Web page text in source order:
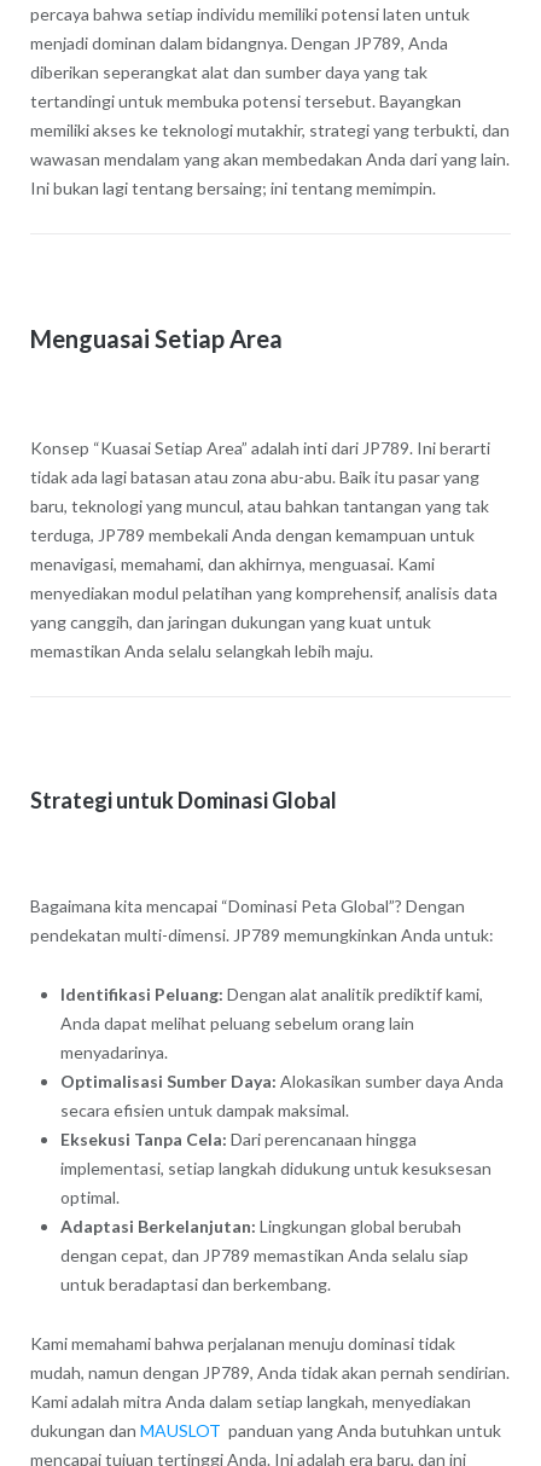
percaya bahwa setiap individu memiliki potensi laten untuk
menjadi dominan dalam bidangnya. Dengan JP789, Anda
diberikan seperangkat alat dan sumber daya yang tak
tertandingi untuk membuka potensi tersebut. Bayangkan
memiliki akses ke teknologi mutakhir, strategi yang terbukti, dan
wawasan mendalam yang akan membedakan Anda dari yang lain.
Ini bukan lagi tentang bersaing; ini tentang memimpin.
Menguasai Setiap Area
Konsep “Kuasai Setiap Area” adalah inti dari JP789. Ini berarti
tidak ada lagi batasan atau zona abu-abu. Baik itu pasar yang
baru, teknologi yang muncul, atau bahkan tantangan yang tak
terduga, JP789 membekali Anda dengan kemampuan untuk
menavigasi, memahami, dan akhirnya, menguasai. Kami
menyediakan modul pelatihan yang komprehensif, analisis data
yang canggih, dan jaringan dukungan yang kuat untuk
memastikan Anda selalu selangkah lebih maju.
Strategi untuk Dominasi Global
Bagaimana kita mencapai “Dominasi Peta Global”? Dengan
pendekatan multi-dimensi. JP789 memungkinkan Anda untuk:
Identifikasi Peluang: Dengan alat analitik prediktif kami,
Anda dapat melihat peluang sebelum orang lain
menyadarinya.
Optimalisasi Sumber Daya: Alokasikan sumber daya Anda
secara efisien untuk dampak maksimal.
Eksekusi Tanpa Cela: Dari perencanaan hingga
implementasi, setiap langkah didukung untuk kesuksesan
optimal.
Adaptasi Berkelanjutan: Lingkungan global berubah
dengan cepat, dan JP789 memastikan Anda selalu siap
untuk beradaptasi dan berkembang.
Kami memahami bahwa perjalanan menuju dominasi tidak
mudah, namun dengan JP789, Anda tidak akan pernah sendirian.
Kami adalah mitra Anda dalam setiap langkah, menyediakan
dukungan dan MAUSLOT panduan yang Anda butuhkan untuk
mencapai tujuan tertinggi Anda. Ini adalah era baru, dan ini